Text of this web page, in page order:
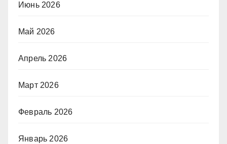
Июнь 2026
Май 2026
Апрель 2026
Март 2026
Февраль 2026
Январь 2026